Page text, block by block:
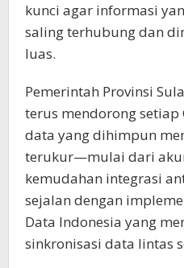
kunci agar informasi
saling terhubung dan
luas.
Pemerintah Provinsi
terus mendorong setiap
data yang dihimpun
terukur—mulai dari
kemudahan integrasi
sejalan dengan
Data Indonesia yang
sinkronisasi data lintas